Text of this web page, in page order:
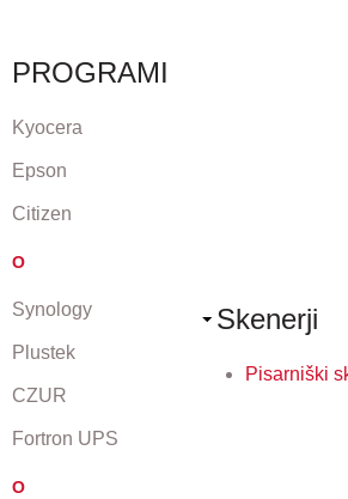
Skenerji
Pisarniški
PROGRAMI
Kyocera
Epson
Citizen
O
Synology
Plustek
CZUR
Fortron UPS
O